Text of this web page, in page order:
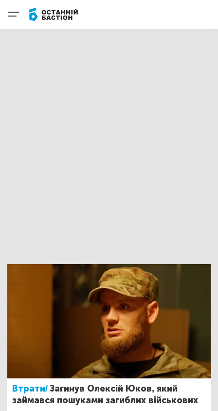
Втрати/Загинув Олексій Юков, який
займався пошуками загиблих військових